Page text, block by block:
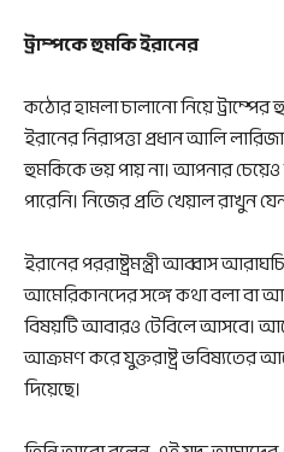
ট্রাম্পকে হুমকি ইরানের
কঠোর হামলা চালানো নিয়ে ট্রাম্পের
ইরানের নিরাপত্তা প্রধান আলি
হুমকিকে ভয় পায় না। আপনার
পারেনি। নিজের প্রতি খেয়াল রাখুন
ইরানের পররাষ্ট্রমন্ত্রী আব্বাস
আমেরিকানদের সঙ্গে কথা বলা বা
বিষয়টি আবারও টেবিলে আসবে।
আক্রমণ করে যুক্তরাষ্ট্র ভবিষ্যতের
দিয়েছে।